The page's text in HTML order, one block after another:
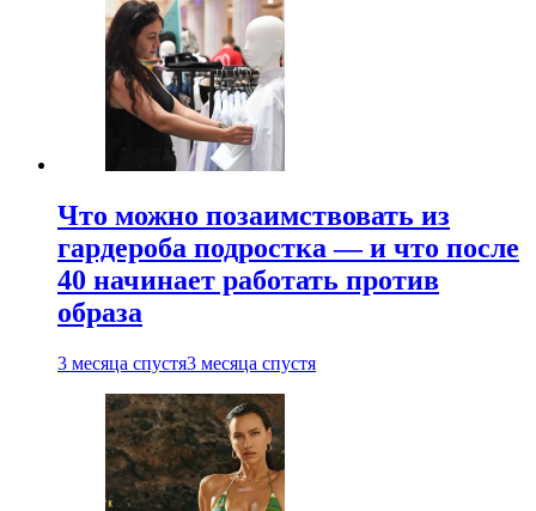
Что можно позаимствовать из
гардероба подростка — и что после
40 начинает работать против
образа
3 месяца спустя3 месяца спустя